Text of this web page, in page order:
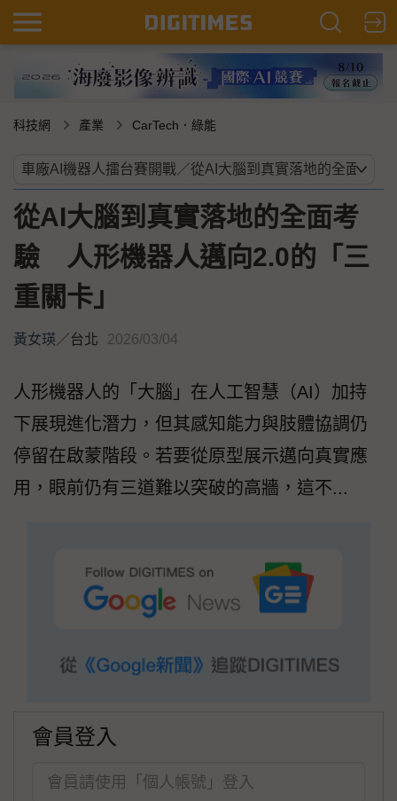
科技網 產業 CarTech．綠能
從AI大腦到真實落地的全面考
驗 人形機器人邁向2.0的「三
重關卡」
黃女瑛／台北 2026/03/04
人形機器人的「大腦」在人工智慧（AI）加持
下展現進化潛力，但其感知能力與肢體協調仍
停留在啟蒙階段。若要從原型展示邁向真實應
用，眼前仍有三道難以突破的高牆，這不...
會員登入